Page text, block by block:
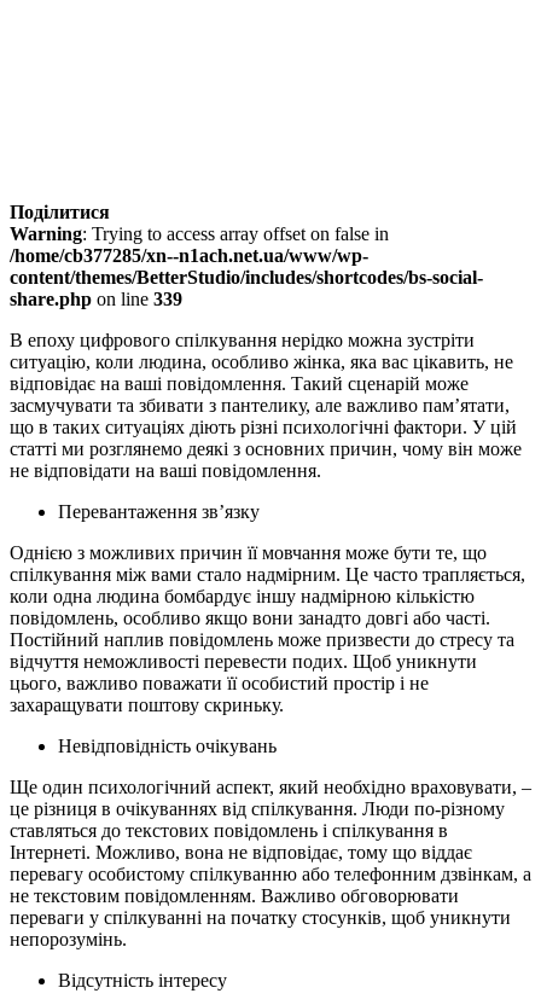
Поділитися
Warning: Trying to access array offset on false in
/home/cb377285/xn--n1ach.net.ua/www/wp-
content/themes/BetterStudio/includes/shortcodes/bs-social-
share.php on line 339
В епоху цифрового спілкування нерідко можна зустріти
ситуацію, коли людина, особливо жінка, яка вас цікавить, не
відповідає на ваші повідомлення. Такий сценарій може
засмучувати та збивати з пантелику, але важливо пам’ятати,
що в таких ситуаціях діють різні психологічні фактори. У цій
статті ми розглянемо деякі з основних причин, чому він може
не відповідати на ваші повідомлення.
Перевантаження зв’язку
Однією з можливих причин її мовчання може бути те, що
спілкування між вами стало надмірним. Це часто трапляється,
коли одна людина бомбардує іншу надмірною кількістю
повідомлень, особливо якщо вони занадто довгі або часті.
Постійний наплив повідомлень може призвести до стресу та
відчуття неможливості перевести подих. Щоб уникнути
цього, важливо поважати її особистий простір і не
захаращувати поштову скриньку.
Невідповідність очікувань
Ще один психологічний аспект, який необхідно враховувати, –
це різниця в очікуваннях від спілкування. Люди по-різному
ставляться до текстових повідомлень і спілкування в
Інтернеті. Можливо, вона не відповідає, тому що віддає
перевагу особистому спілкуванню або телефонним дзвінкам, а
не текстовим повідомленням. Важливо обговорювати
переваги у спілкуванні на початку стосунків, щоб уникнути
непорозумінь.
Відсутність інтересу